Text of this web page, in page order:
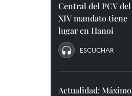
Central del PCV del
XIV mandato tiene
lugar en Hanoi
ESCUCHAR
Actualidad: Máximo